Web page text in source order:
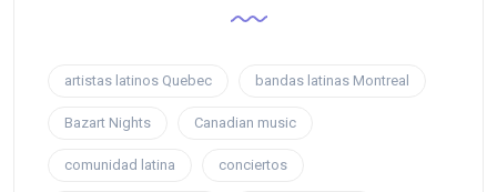
artistas latinos Quebec bandas latinas Montreal
Bazart Nights Canadian music
comunidad latina conciertos